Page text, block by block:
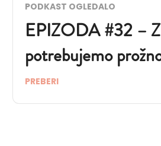
PODKAST OGLEDALO
EPIZODA #32 –
potrebujemo
PREBERI